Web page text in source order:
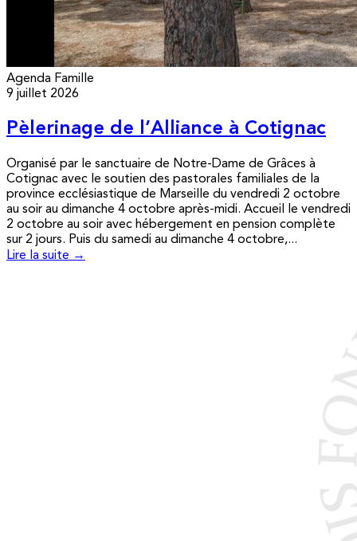
Agenda Famille
9 juillet 2026
Pèlerinage de l’Alliance à Cotignac
Organisé par le sanctuaire de Notre-Dame de Grâces à
Cotignac avec le soutien des pastorales familiales de la
province ecclésiastique de Marseille du vendredi 2 octobre
au soir au dimanche 4 octobre après-midi. Accueil le vendredi
2 octobre au soir avec hébergement en pension complète
sur 2 jours. Puis du samedi au dimanche 4 octobre,...
Lire la suite →